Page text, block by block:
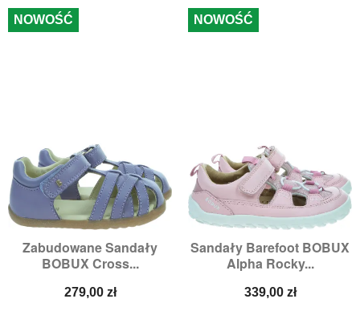
Zabudowane Sandały
BOBUX Cross...
Cena
279,00 zł
NOWOŚĆ
Sandały Barefoot BOBUX
Alpha Rocky...
Cena
339,00 zł
NOWOŚĆ